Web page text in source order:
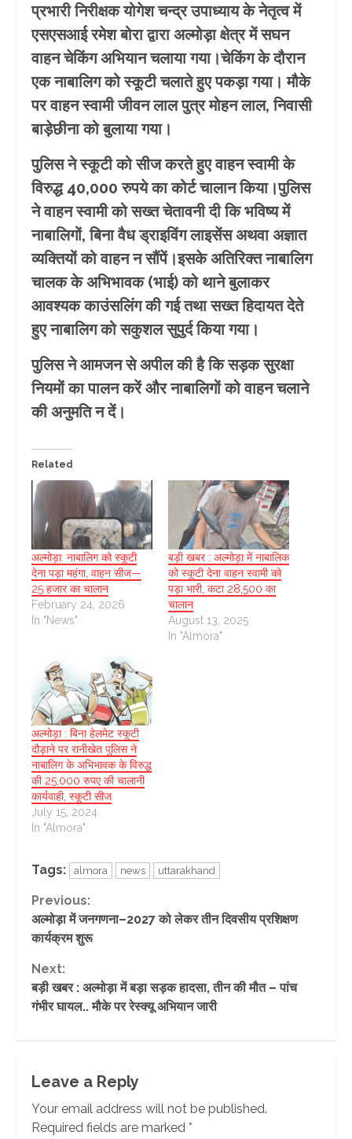
प्रभारी निरीक्षक योगेश चन्द्र उपाध्याय के नेतृत्व में
एसएसआई रमेश बोरा द्वारा अल्मोड़ा क्षेत्र में सघन
वाहन चेकिंग अभियान चलाया गया।चेकिंग के दौरान
एक नाबालिग को स्कूटी चलाते हुए पकड़ा गया। मौके
पर वाहन स्वामी जीवन लाल पुत्र मोहन लाल, निवासी
बाड़ेछीना को बुलाया गया।
पुलिस ने स्कूटी को सीज करते हुए वाहन स्वामी के
विरुद्ध 40,000 रुपये का कोर्ट चालान किया।पुलिस
ने वाहन स्वामी को सख्त चेतावनी दी कि भविष्य में
नाबालिगों, बिना वैध ड्राइविंग लाइसेंस अथवा अज्ञात
व्यक्तियों को वाहन न सौंपें।इसके अतिरिक्त नाबालिग
चालक के अभिभावक (भाई) को थाने बुलाकर
आवश्यक काउंसलिंग की गई तथा सख्त हिदायत देते
हुए नाबालिग को सकुशल सुपुर्द किया गया।
पुलिस ने आमजन से अपील की है कि सड़क सुरक्षा
नियमों का पालन करें और नाबालिगों को वाहन चलाने
की अनुमति न दें।
Related
अल्मोड़ा: नाबालिग को स्कूटी
देना पड़ा महंगा, वाहन सीज—
25 हजार का चालान
February 24, 2026
In "News"
बड़ी खबर : अल्मोड़ा में नाबालिक
को स्कूटी देना वाहन स्वामी को
पड़ा भारी, कटा 28,500 का
चालान
August 13, 2025
In "Almora"
अल्मोड़ा : बिना हेलमेट स्कूटी
दौड़ाने पर रानीखेत पुलिस ने
नाबालिग के अभिभावक के विरुद्ध
की 25,000 रुपए की चालानी
कार्यवाही, स्कूटी सीज
July 15, 2024
In "Almora"
Tags: almora news uttarakhand
Continue
Reading
Previous:
अल्मोड़ा में जनगणना–2027 को लेकर तीन दिवसीय प्रशिक्षण
कार्यक्रम शुरू
Next:
बड़ी खबर : अल्मोड़ा में बड़ा सड़क हादसा, तीन की मौत – पांच
गंभीर घायल.. मौके पर रेस्क्यू अभियान जारी
Leave a Reply
Your email address will not be published.
Required fields are marked *